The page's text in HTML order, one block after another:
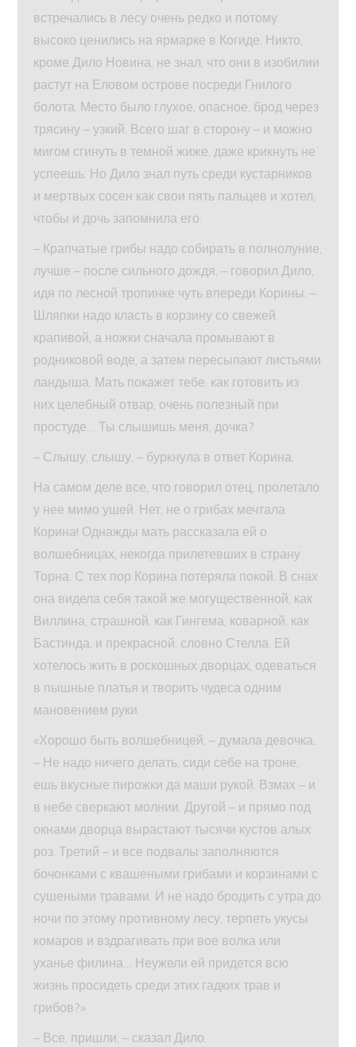
встречались в лесу очень редко и потому
высоко ценились на ярмарке в Когиде. Никто,
кроме Дило Новина, не знал, что они в изобилии
растут на Еловом острове посреди Гнилого
болота. Место было глухое, опасное, брод через
трясину – узкий. Всего шаг в сторону – и можно
мигом сгинуть в темной жиже, даже крикнуть не
успеешь. Но Дило знал путь среди кустарников
и мертвых сосен как свои пять пальцев и хотел,
чтобы и дочь запомнила его.
– Крапчатые грибы надо собирать в полнолуние,
лучше – после сильного дождя, – говорил Дило,
идя по лесной тропинке чуть впереди Корины. –
Шляпки надо класть в корзину со свежей
крапивой, а ножки сначала промывают в
родниковой воде, а затем пересыпают листьями
ландыша. Мать покажет тебе, как готовить из
них целебный отвар, очень полезный при
простуде… Ты слышишь меня, дочка?
– Слышу, слышу, – буркнула в ответ Корина.
На самом деле все, что говорил отец, пролетало
у нее мимо ушей. Нет, не о грибах мечтала
Корина! Однажды мать рассказала ей о
волшебницах, некогда прилетевших в страну
Торна. С тех пор Корина потеряла покой. В снах
она видела себя такой же могущественной, как
Виллина, страшной, как Гингема, коварной, как
Бастинда, и прекрасной, словно Стелла. Ей
хотелось жить в роскошных дворцах, одеваться
в пышные платья и творить чудеса одним
мановением руки.
«Хорошо быть волшебницей, – думала девочка.
– Не надо ничего делать, сиди себе на троне,
ешь вкусные пирожки да маши рукой. Взмах – и
в небе сверкают молнии. Другой – и прямо под
окнами дворца вырастают тысячи кустов алых
роз. Третий – и все подвалы заполняются
бочонками с квашеными грибами и корзинами с
сушеными травами. И не надо бродить с утра до
ночи по этому противному лесу, терпеть укусы
комаров и вздрагивать при вое волка или
уханье филина… Неужели ей придется всю
жизнь просидеть среди этих гадких трав и
грибов?»
– Все, пришли, – сказал Дило.